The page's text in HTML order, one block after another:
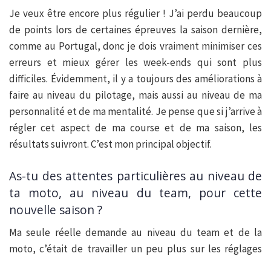
Je veux être encore plus régulier ! J’ai perdu beaucoup
de points lors de certaines épreuves la saison dernière,
comme au Portugal, donc je dois vraiment minimiser ces
erreurs et mieux gérer les week-ends qui sont plus
difficiles. Évidemment, il y a toujours des améliorations à
faire au niveau du pilotage, mais aussi au niveau de ma
personnalité et de ma mentalité. Je pense que si j’arrive à
régler cet aspect de ma course et de ma saison, les
résultats suivront. C’est mon principal objectif.
As-tu des attentes particulières au niveau de
ta moto, au niveau du team, pour cette
nouvelle saison ?
Ma seule réelle demande au niveau du team et de la
moto, c’était de travailler un peu plus sur les réglages